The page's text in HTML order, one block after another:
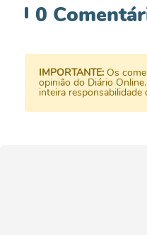
0
IMPORTANTE: Os
opinião do Diário
inteira responsabilidade